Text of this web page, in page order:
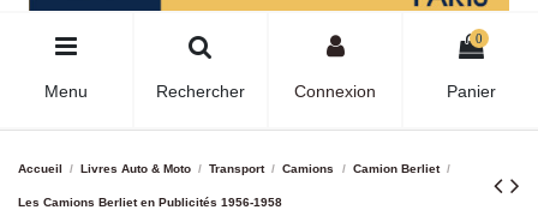
Menu Rechercher Connexion
0
Panier
Accueil Livres Auto & Moto Transport Camions Camion Berliet
Les Camions Berliet en Publicités 1956-1958